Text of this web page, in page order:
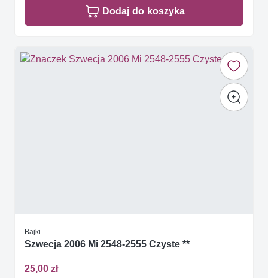
Dodaj do koszyka
Bajki
Szwecja 2006 Mi 2548-2555 Czyste **
25,00 zł